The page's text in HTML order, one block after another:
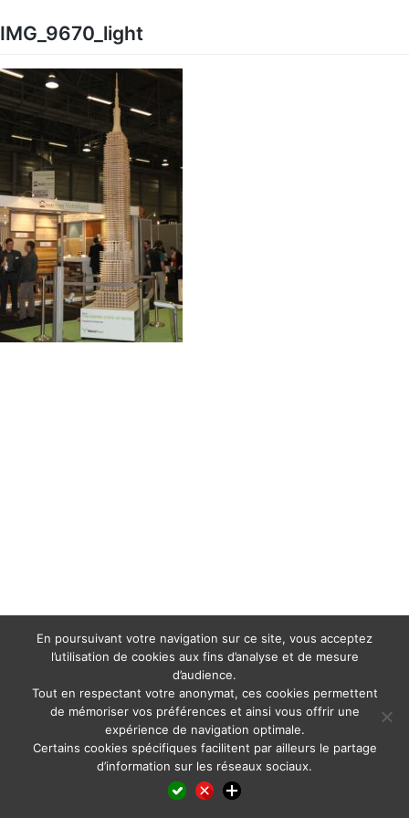
content
IMG_9670_light
LinkedIn
X WhatsAppPinterest
En poursuivant votre navigation sur ce site, vous acceptez
l’utilisation de cookies aux fins d’analyse et de mesure
d’audience.
Tout en respectant votre anonymat, ces cookies permettent
de mémoriser vos préférences et ainsi vous offrir une
expérience de navigation optimale.
Certains cookies spécifiques facilitent par ailleurs le partage
d’information sur les réseaux sociaux.